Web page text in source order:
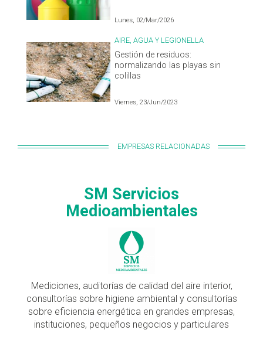
Lunes, 02/Mar/2026
AIRE, AGUA Y LEGIONELLA
Gestión de residuos:
normalizando las playas sin
colillas
Viernes, 23/Jun/2023
EMPRESAS RELACIONADAS
SM Servicios
Medioambientales
Mediciones, auditorías de calidad del aire interior,
consultorías sobre higiene ambiental y consultorías
sobre eficiencia energética en grandes empresas,
instituciones, pequeños negocios y particulares